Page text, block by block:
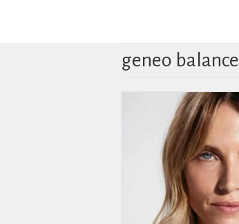
geneo balance